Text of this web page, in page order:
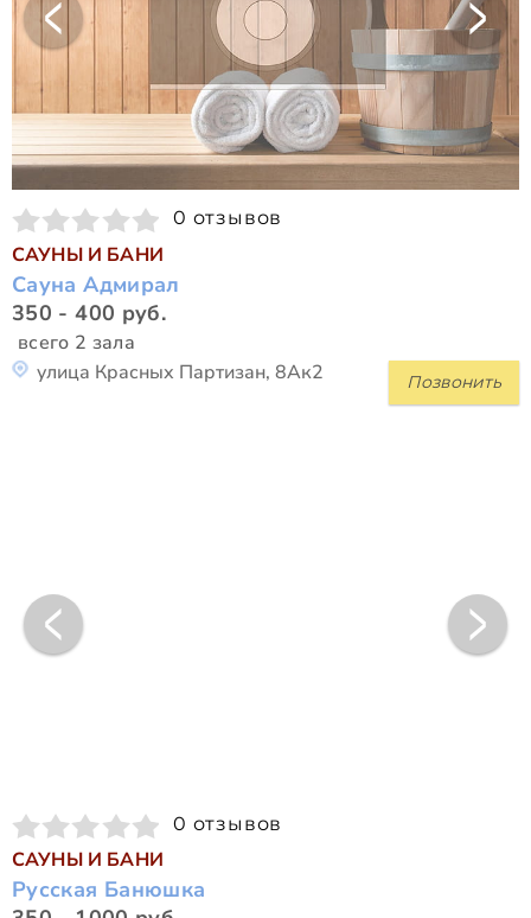
0 отзывов
САУНЫ И БАНИ
Сауна Адмирал
350 - 400 руб.
всего 2 зала
Позвонить
улица Красных Партизан, 8Ак2
0 отзывов
САУНЫ И БАНИ
Русская Банюшка